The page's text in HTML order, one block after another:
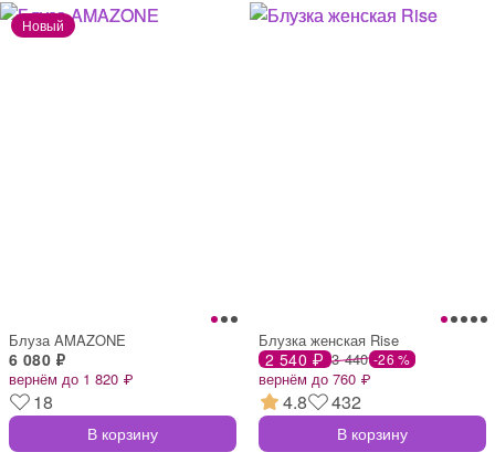
Блуза AMAZONE
6 080 ₽
вернём до 1 820 ₽
18
В корзину
Блузка женская Rise
2 540 ₽ 3 440 -26 %
вернём до 760 ₽
4.8 432
В корзину